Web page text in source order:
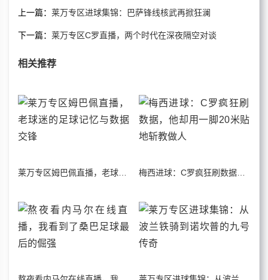
上一篇： 莱万专区进球集锦：巴萨锋线核武再掀狂澜
下一篇： 莱万专区C罗直播，两个时代在深夜隔空对谈
相关推荐
梅西进球：C罗疯狂刷数据，他却用一脚20米贴地斩教做人